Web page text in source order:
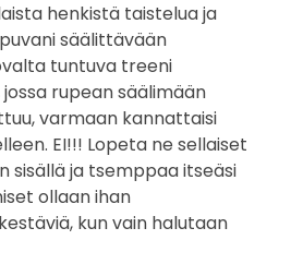
henkistä taistelua ja
säälittävään
tuntuva treeni
rupean säälimään
varmaan kannattaisi
EI!!! Lopeta ne sellaiset
sisällä ja tsemppaa itseäsi
ollaan ihan
kun vain halutaan